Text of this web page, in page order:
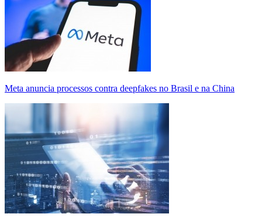
Meta anuncia processos contra deepfakes no Brasil e na China